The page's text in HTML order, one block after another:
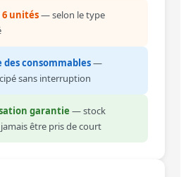
6 unités— selon le type
consommables—
sans interruption
garantie — stock
être pris de court